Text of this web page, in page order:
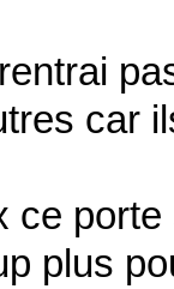
car
ce
plus